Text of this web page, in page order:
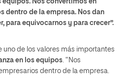
equipos. Nos convertimos en
dentro de la empresa. Nos dan
para equivocarnos y para crecer”.
uno de los valores más importantes
en los equipos. “Nos
dentro de la empresa.